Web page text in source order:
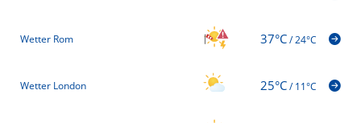
Wetter Rom 37°C/24°C
Wetter London 25°C/11°C